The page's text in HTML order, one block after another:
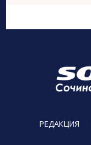
РЕДАКЦИЯ